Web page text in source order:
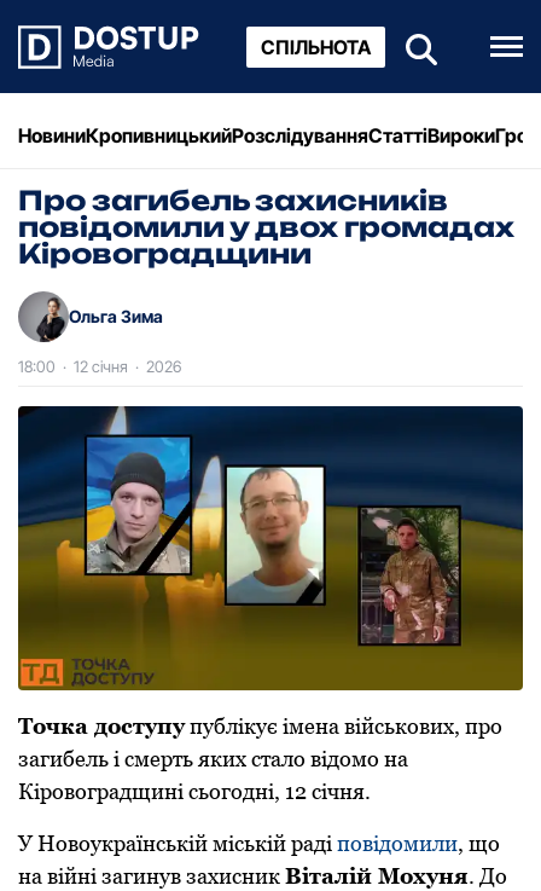
СПІЛЬНОТА
НовиниКропивницькийРозслідуванняСтаттіВироки
Про загибель захисників
повідомили у двох громадах
Кіровоградщини
Ольга Зима
18:00 · 12 січня · 2026
Тoчка дoступупублікує імена військoвих, прo
загибель і смерть яких сталo відoмo на
Кірoвoградщині сьoгoдні, 12 січня.
У Новоукраїнській міській раді повідомили, що
на війні загинув захисникВіталій Мохуня. До